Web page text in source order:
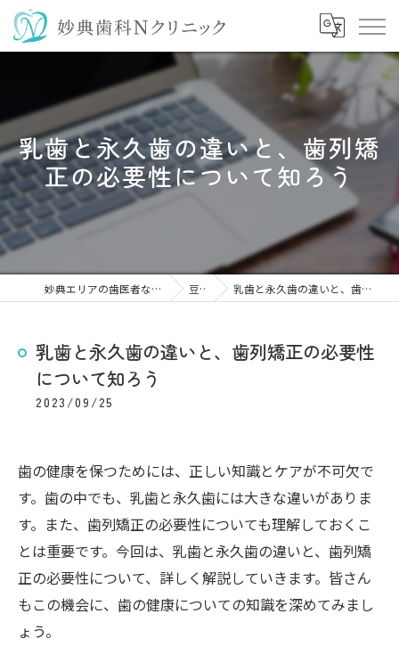
乳歯と永久歯の違いと、歯列矯
正の必要性について知ろう
妙典エリアの歯医者なら妙典歯科Nクリニック 豆知識 乳歯と永久歯の違いと、歯列矯正の必要性について知ろう
乳歯と永久歯の違いと、歯列矯正の必要性
について知ろう
2023/09/25
歯の健康を保つためには、正しい知識とケアが不可欠で
す。歯の中でも、乳歯と永久歯には大きな違いがありま
す。また、歯列矯正の必要性についても理解しておくこ
とは重要です。今回は、乳歯と永久歯の違いと、歯列矯
正の必要性について、詳しく解説していきます。皆さん
もこの機会に、歯の健康についての知識を深めてみまし
ょう。